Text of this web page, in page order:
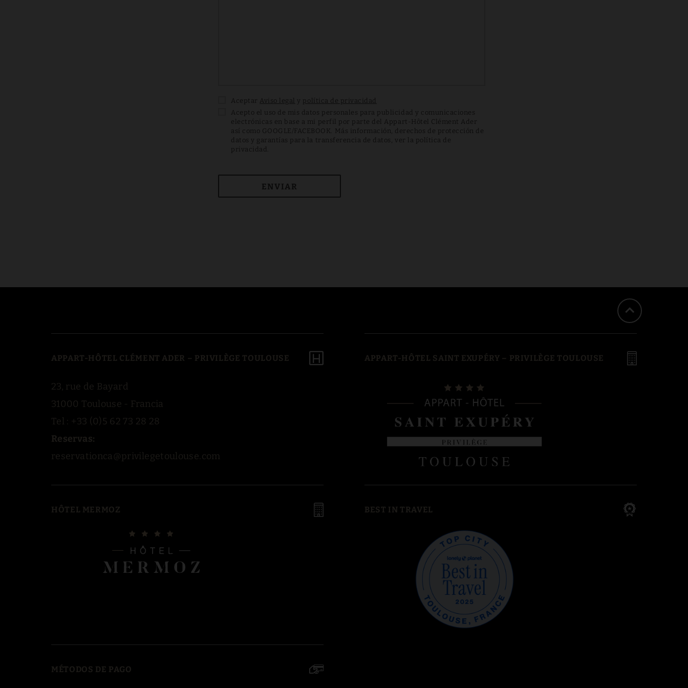
Aceptar Aviso legal y política de privacidad
Acepto el uso de mis datos personales para publicidad y comunicaciones
electrónicas en base a mi perfil por parte del Appart-Hôtel Clément Ader
así como GOOGLE/FACEBOOK. Más información, derechos de protección de
datos y garantías para la transferencia de datos, ver la política de
privacidad.
ENVIAR
APPART-HÔTEL CLÉMENT ADER – PRIVILÈGE TOULOUSE
23, rue de Bayard
31000 Toulouse - Francia
Tel : +33 (0)5 62 73 28 28
Reservas:
reservationca@privilegetoulouse.com
APPART-HÔTEL SAINT EXUPÉRY – PRIVILÈGE TOULOUSE
HÔTEL MERMOZ BEST IN TRAVEL
MÉTODOS DE PAGO